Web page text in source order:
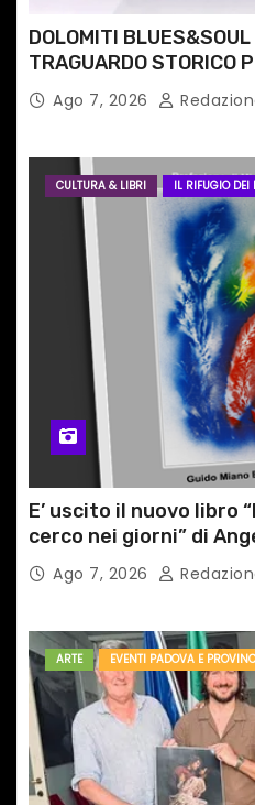
DOLOMITI
TRAGUARDO STORICO
TRA LE CIME
Ago 7, 2026
CULTURA & LIBRI IL RIFUGIO DEI
E’ uscito il nuovo libro
cerco nei giorni” di
medico primario di
Ago 7, 2026
ARTE EVENTI PADOVA E